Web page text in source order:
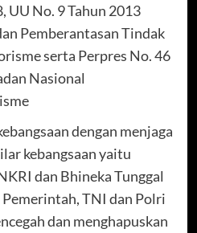
UU No. 9 Tahun 2013
Pemberantasan Tindak
serta Perpres No. 46
Nasional
dengan menjaga
kebangsaan yaitu
dan Bhineka Tunggal
TNI dan Polri
dan menghapuskan